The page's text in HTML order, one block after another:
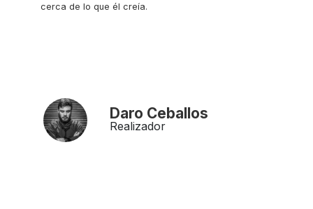
cerca de lo que él creía.
Daro Ceballos
Realizador